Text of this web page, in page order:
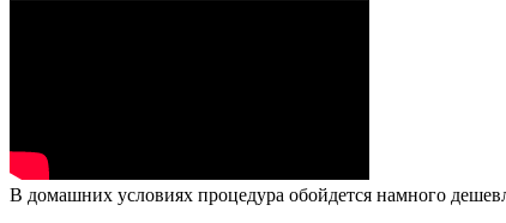
В домашних условиях процедура обойдется намного